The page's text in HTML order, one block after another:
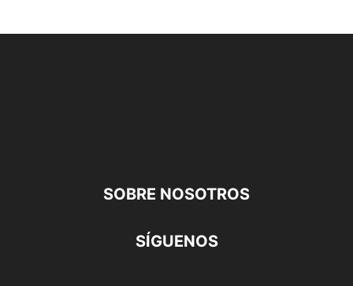
SOBRE NOSOTROS
SÍGUENOS